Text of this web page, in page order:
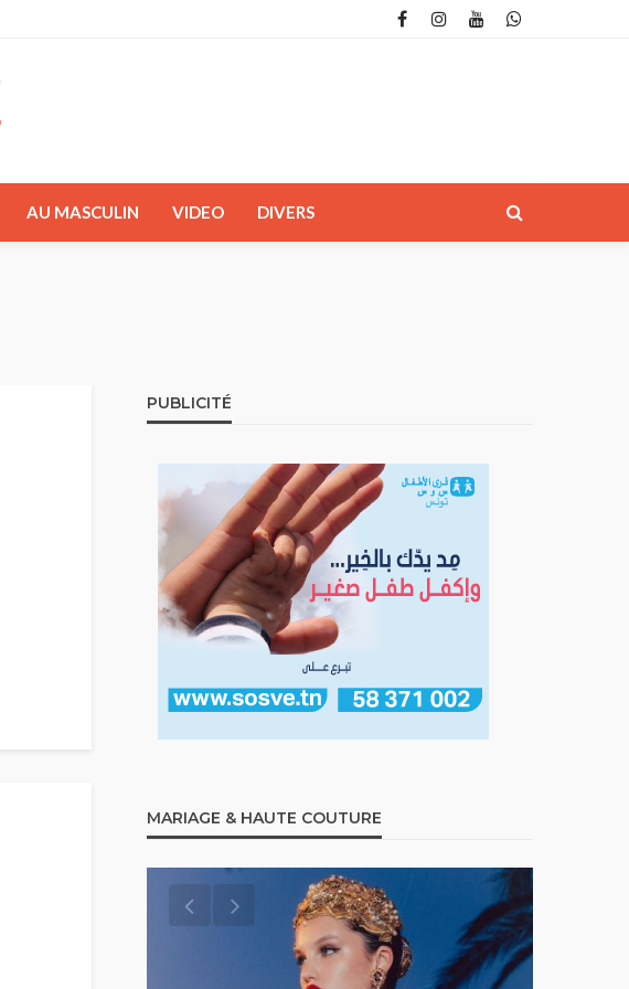
AU MASCULIN VIDEO DIVERS
PUBLICITÉ
MARIAGE & HAUTE COUTURE